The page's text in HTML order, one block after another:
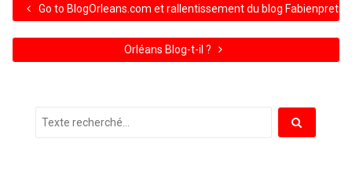
Go to BlogOrleans.com et rallentissement du blog
Orléans Blog-t-il ?